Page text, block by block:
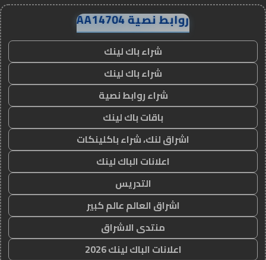
روابط نصية AA14704
شراء باك لينك
شراء باك لينك
شراء روابط نصية
باقات باك لينك
اشراق لنك، شراء باكلينكات
اعلانات الباك لينك
التدريس
اشراق العالم عالم كبير
منتدى الاشراق
اعلانات الباك لينك 2026